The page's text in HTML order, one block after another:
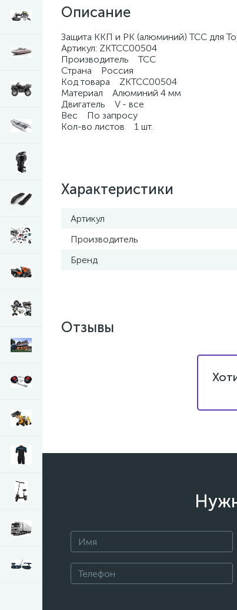
Описание
Защита ККП и РК (алюминий) ТСС для
Артикул: ZKTCC00504
Производитель ТСС
Страна Россия
Код товара ZKTCC00504
Материал Алюминий 4 мм
Двигатель V - все
Вес По запросу
Кол-во листов 1 шт.
Характеристики
Артикул
Производитель
Бренд
Отзывы